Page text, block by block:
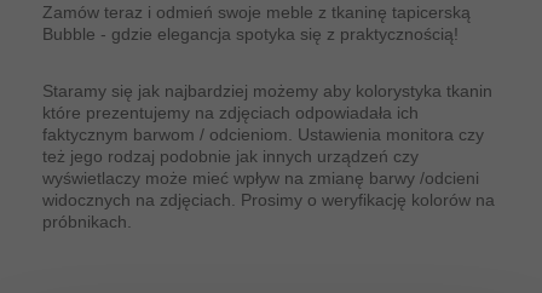
Zamów teraz i odmień swoje meble z tkaninę tapicerską
Bubble - gdzie elegancja spotyka się z praktycznością!
Staramy się jak najbardziej możemy aby kolorystyka tkanin
które prezentujemy na zdjęciach odpowiadała ich
faktycznym barwom / odcieniom. Ustawienia monitora czy
też jego rodzaj podobnie jak innych urządzeń czy
wyświetlaczy może mieć wpływ na zmianę barwy /odcieni
widocznych na zdjęciach. Prosimy o weryfikację kolorów na
próbnikach.